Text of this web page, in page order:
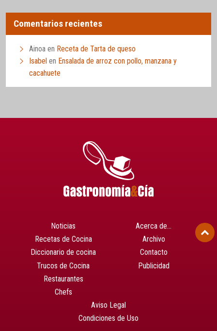
Comentarios recientes
Ainoa en Receta de Tarta de queso
Isabel en Ensalada de arroz con pollo, manzana y
cacahuete
Noticias
Recetas de Cocina
Diccionario de cocina
Trucos de Cocina
Restaurantes
Chefs
Acerca de…
Archivo
Contacto
Publicidad
Aviso Legal
Condiciones de Uso